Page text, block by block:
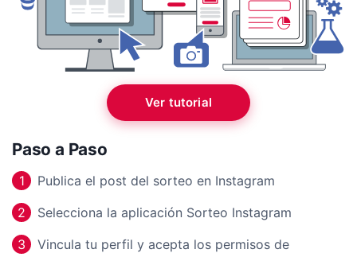
Ver tutorial
Paso a Paso
1 Publica el post del sorteo en Instagram
2 Selecciona la aplicación Sorteo Instagram
3
Vincula tu perfil y acepta los permisos de